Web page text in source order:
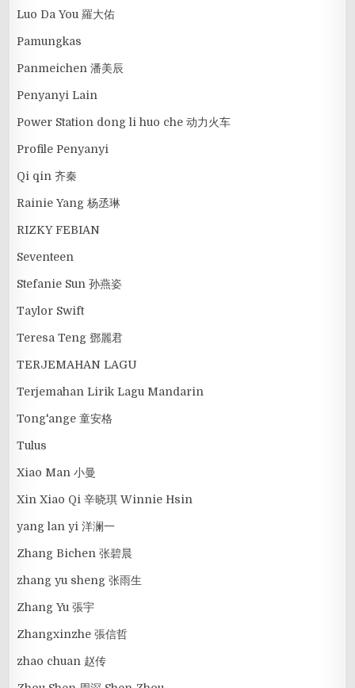
Luo Da You 羅大佑
Pamungkas
Panmeichen 潘美辰
Penyanyi Lain
Power Station dong li huo che 动力火车
Profile Penyanyi
Qi qin 齐秦
Rainie Yang 杨丞琳
RIZKY FEBIAN
Seventeen
Stefanie Sun 孙燕姿
Taylor Swift
Teresa Teng 鄧麗君
TERJEMAHAN LAGU
Terjemahan Lirik Lagu Mandarin
Tong'ange 童安格
Tulus
Xiao Man 小曼
Xin Xiao Qi 辛晓琪 Winnie Hsin
yang lan yi 洋澜一
Zhang Bichen 张碧晨
zhang yu sheng 张雨生
Zhang Yu 張宇
Zhangxinzhe 張信哲
zhao chuan 赵传